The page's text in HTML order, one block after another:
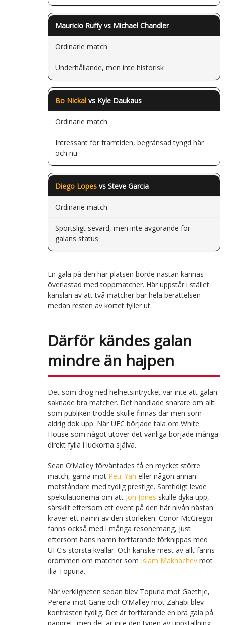
Mauricio Ruffy vs Michael Chandler
Ordinarie match
Underhållande, men inte historisk
Bo Nickalvs Kyle Daukaus
Ordinarie match
Intressant för framtiden, begränsad tyngd här
och nu
Diego Lopesvs Steve Garcia
Ordinarie match
Sportsligt sevärd, men inte avgörande för
galans status
En gala på den här platsen borde nästan kännas
överlastad med toppmatcher. Här uppstår i stället
känslan av att två matcher bär hela berättelsen
medan resten av kortet fyller ut.
Därför kändes galan
mindre än hajpen
Det som drog ned helhetsintrycket var inte att galan
saknade bra matcher. Det handlade snarare om allt
som publiken trodde skulle finnas där men som
aldrig dök upp. När UFC började tala om White
House som något utöver det vanliga började många
direkt fylla i luckorna själva.
Sean O’Malley förväntades få en mycket större
match, gärna mot Petr Yan eller någon annan
motståndare med tydlig prestige. Samtidigt levde
spekulationerna om att Jon Jones skulle dyka upp,
särskilt eftersom ett event på den här nivån nästan
kräver ett namn av den storleken. Conor McGregor
fanns också med i många resonemang, just
eftersom hans namn fortfarande förknippas med
UFC:s största kvällar. Och kanske mest av allt fanns
drömmen om matcher som Islam Makhachevmot
Ilia Topuria.
När verkligheten sedan blev Topuria mot Gaethje,
Pereira mot Gane och O’Malley mot Zahabi blev
kontrasten tydlig. Det är fortfarande en bra gala på
pappret, men det är inte den typen av uppställning